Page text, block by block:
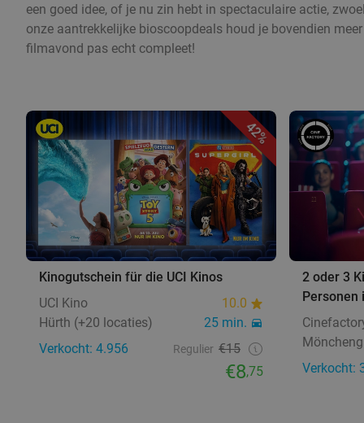
een goed idee, of je nu zin hebt in spectaculaire actie,
onze aantrekkelijke bioscoopdeals houd je bovendien
filmavond pas echt compleet!
42%
Kinogutschein für die UCI Kinos
UCI Kino
10.0
Hürth (+20 locaties)
25 min.
Verkocht: 4.956
Regulier €15
€8,75
2 oder 3
Personen
Verkocht: